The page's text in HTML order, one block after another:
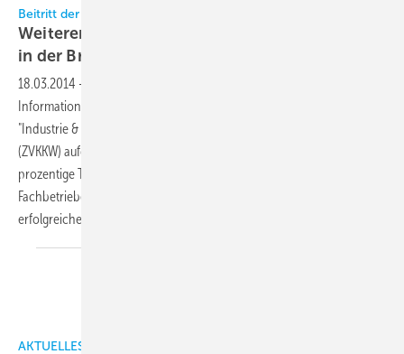
Beitritt der IKK GmbH zum ZVKKW
Weiterer Schritt zu größerer Geschlossenheit
in der Branche
18.03.2014 -
Informationsdienste GmbH offiziell als Mitglied im Fachbereich
"Industrie & Handel" des Zentralverbands Kälte Klima Wärmepumpen
(ZVKKW) aufgenommen. Die Aufnahme der IKK GmbH eine 100-
prozentige Tochter des Verbandes Deutscher Kälte-Klima-
Fachbetriebe (VDKF) gibt damit ein wichtiges Signal für die
erfolgreiche Annäherung von ZVKKW und
AKTUELLES